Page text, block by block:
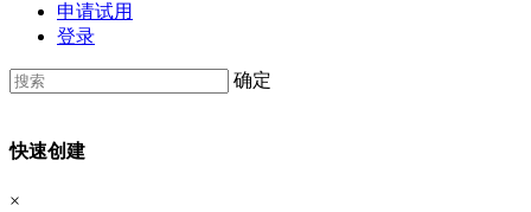
申请试用
登录
确定
快速创建
×